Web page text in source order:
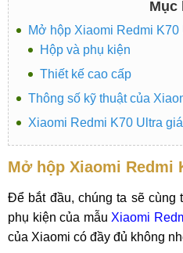
Mục
Mở hộp Xiaomi Redmi K70
Hộp và phụ kiện
Thiết kế cao cấp
Thông số kỹ thuật của
Xiaomi Redmi K70 Ultra
Mở hộp Xiaomi Redmi
Để bắt đầu, chúng ta sẽ cùng
phụ kiện của mẫu Xiaomi
của Xiaomi có đầy đủ không